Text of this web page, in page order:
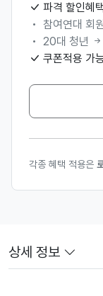
파격 할인혜
참여연대 회원
20대 청년
쿠폰적용 가
각종 혜택 적용은
상세 정보